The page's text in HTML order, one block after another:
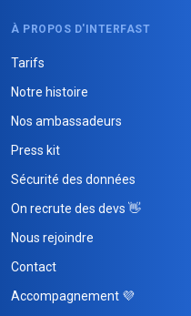
À PROPOS D'INTERFAST
Tarifs
Notre histoire
Nos ambassadeurs
Press kit
Sécurité des données
On recrute des devs 👋
Nous rejoindre
Contact
Accompagnement 💜